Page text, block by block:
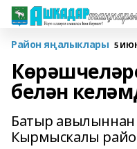
Район яңалыклары 5
белән
Батыр авылыннан
Кырмыскалы